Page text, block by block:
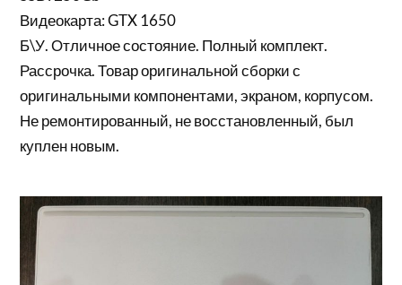
Видеокарта: GTX 1650
Б\У. Отличное состояние. Полный комплект.
Рассрочка. Товар оригинальной сборки с
оригинальными компонентами, экраном, корпусом.
Не ремонтированный, не восстановленный, был
куплен новым.